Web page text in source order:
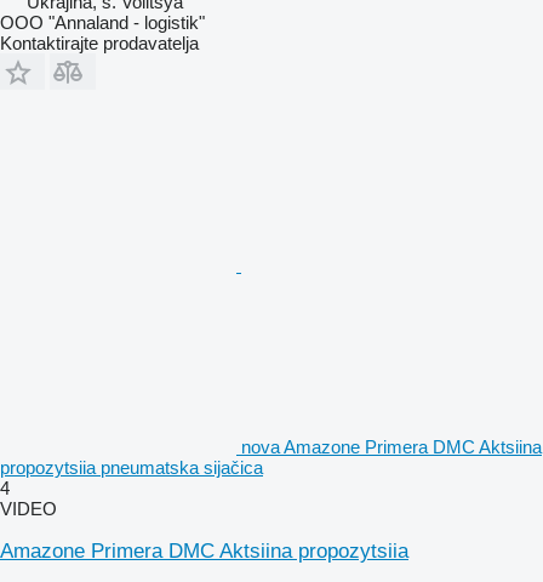
OOO "Annaland - logistik"
Kontaktirajte prodavatelja
nova Amazone Primera DMC Aktsiina
propozytsiia pneumatska sijačica
4
VIDEO
Amazone Primera DMC Aktsiina propozytsiia